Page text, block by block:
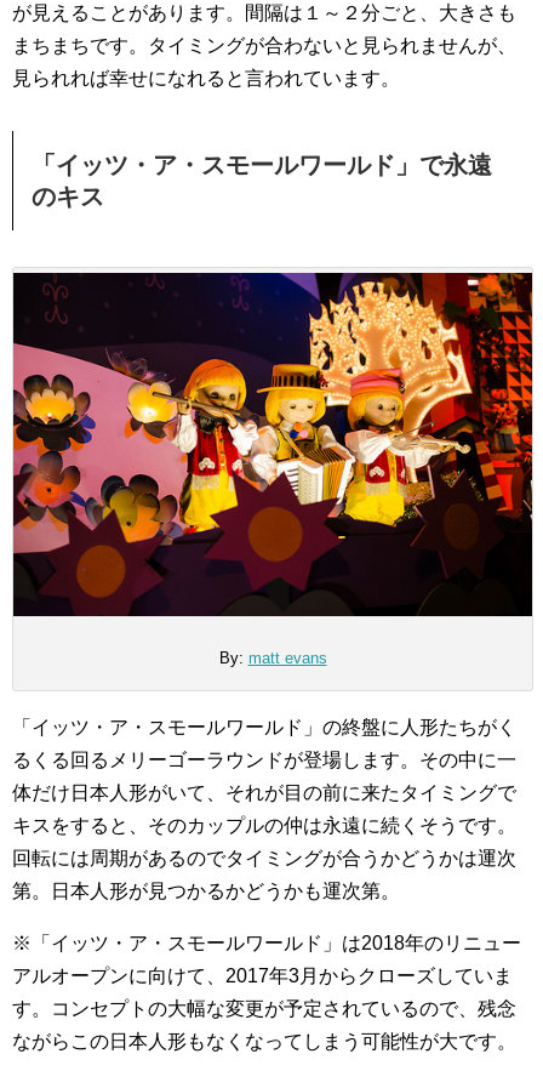
が見えることがあります。間隔は１～２分ごと、大きさも
まちまちです。タイミングが合わないと見られませんが、
見られれば幸せになれると言われています。
「イッツ・ア・スモールワールド」で永遠
のキス
By: matt evans
「イッツ・ア・スモールワールド」の終盤に人形たちがく
るくる回るメリーゴーラウンドが登場します。その中に一
体だけ日本人形がいて、それが目の前に来たタイミングで
キスをすると、そのカップルの仲は永遠に続くそうです。
回転には周期があるのでタイミングが合うかどうかは運次
第。日本人形が見つかるかどうかも運次第。
※「イッツ・ア・スモールワールド」は2018年のリニュー
アルオープンに向けて、2017年3月からクローズしていま
す。コンセプトの大幅な変更が予定されているので、残念
ながらこの日本人形もなくなってしまう可能性が大です。